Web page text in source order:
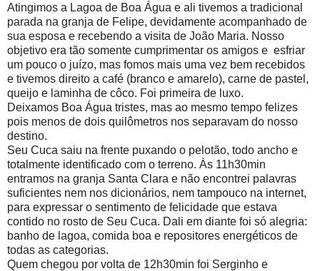
Atingimos a Lagoa de Boa Água e ali tivemos a tradicional
parada na granja de Felipe, devidamente acompanhado de
sua esposa e recebendo a visita de João Maria. Nosso
objetivo era tão somente cumprimentar os amigos e esfriar
um pouco o juízo, mas fomos mais uma vez bem recebidos
e tivemos direito a café (branco e amarelo), carne de pastel,
queijo e laminha de côco. Foi primeira de luxo.
Deixamos Boa Água tristes, mas ao mesmo tempo felizes
pois menos de dois quilômetros nos separavam do nosso
destino.
Seu Cuca saiu na frente puxando o pelotão, todo ancho e
totalmente identificado com o terreno. Às 11h30min
entramos na granja Santa Clara e não encontrei palavras
suficientes nem nos dicionários, nem tampouco na internet,
para expressar o sentimento de felicidade que estava
contido no rosto de Seu Cuca. Dali em diante foi só alegria:
banho de lagoa, comida boa e repositores energéticos de
todas as categorias.
Quem chegou por volta de 12h30min foi Serginho e